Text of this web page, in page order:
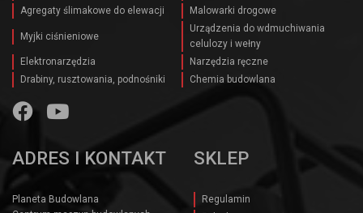
Agregaty ślimakowe do elewacji
Malowarki drogowe
Myjki ciśnieniowe
Urządzenia do wdmuchiwania
celulozy i wełny
Elektronarzędzia
Narzędzia ręczne
Drabiny, rusztowania, podnośniki
Chemia budowlana
ADRES I KONTAKT
Planeta Budowlana
SKLEP
Regulamin